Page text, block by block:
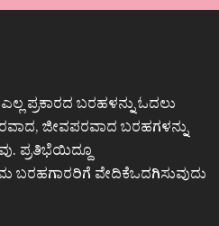
ಪ್ರಕಾರದ ಬರಹಳನ್ನು ಓದಲು
ಜೀವಪರವಾದ ಬರಹಗಳನ್ನು
ಪ್ರತಿಭೆಯಿದ್ದೂ
ವೇದಿಕೆಒದಗಿಸುವುದು